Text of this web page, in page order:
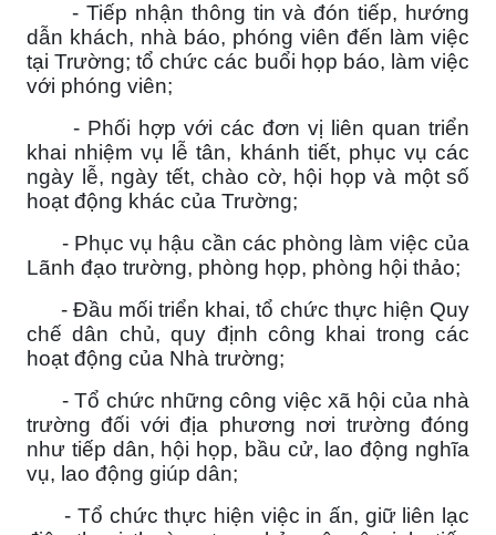
- Tiếp nhận thông tin và đón tiếp, hướng
dẫn khách, nhà báo, phóng viên đến làm việc
tại Trường; tổ chức các buổi họp báo, làm việc
với phóng viên;
- Phối hợp với các đơn vị liên quan triển
khai nhiệm vụ lễ tân, khánh tiết, phục vụ các
ngày lễ, ngày tết, chào cờ, hội họp và một số
hoạt động khác của Trường;
- Phục vụ hậu cần các phòng làm việc của
Lãnh đạo trường, phòng họp, phòng hội thảo;
- Đầu mối triển khai, tổ chức thực hiện Quy
chế dân chủ, quy định công khai trong các
hoạt động của Nhà trường;
- Tổ chức những công việc xã hội của nhà
trường đối với địa phương nơi trường đóng
như tiếp dân, hội họp, bầu cử, lao động nghĩa
vụ, lao động giúp dân;
- Tổ chức thực hiện việc in ấn, giữ liên lạc